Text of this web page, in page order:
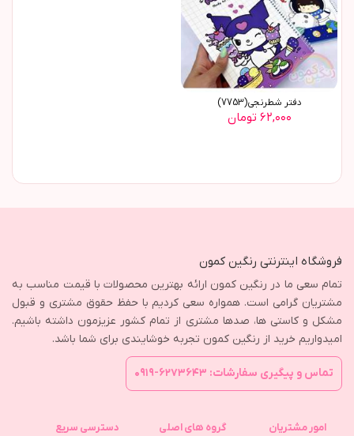
دفتر شطرنجی(7753)
۶۲,۰۰۰ تومان
فروشگاه اینترنتی رنگین کمون
تمام سعی ما در رنگین کمون ارائه بهترین محصولات با قیمت مناسب به
مشتریان گرامی است. همواره سعی کردیم با حفظ حقوق مشتری و قبول
مشکل و کاستی ها، صدها مشتری از تمام کشور عزیزمون داشته باشیم.
امیدواریم خرید از رنگین کمون تجربه خوشایندی برای شما باشد.
تماس و پیگیری سفارشات: ۶۲۷۳۶۴۳-۰۹۱۹
امور مشتریان گروه های اصلی دسترسی سریع